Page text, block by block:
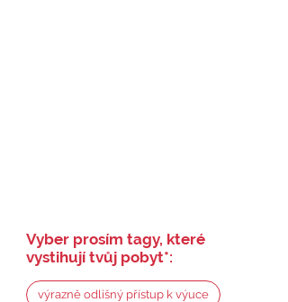
Vyber prosím tagy, které
vystihují tvůj pobyt*:
výrazně odlišný přístup k výuce